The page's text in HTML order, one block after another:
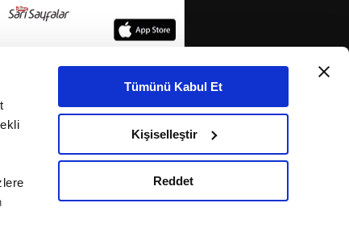
Tümünü Kabul Et
Kişiselleştir
Reddet